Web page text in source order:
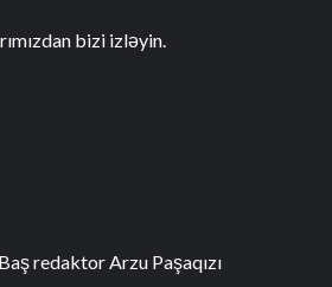
bizi izləyin.
redaktor Arzu Paşaqızı